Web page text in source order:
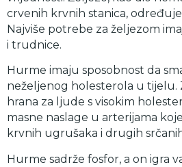
crvenih krvnih stanica,
Najviše potrebe za željezom
i trudnice.
Hurme imaju sposobnost da
neželjenog holesterola u tijelu.
hrana za ljude s visokim
masne naslage u arterijama
krvnih ugrušaka i drugih
Hurme sadrže fosfor, a on igra